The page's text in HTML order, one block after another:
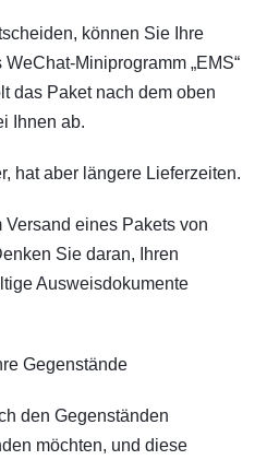
können Sie Ihre
Miniprogramm „EMS“
das Paket nach dem oben
Ihnen ab.
hat aber längere Lieferzeiten.
eines Pakets von
Sie daran, Ihren
Ausweisdokumente
Gegenstände
den Gegenständen
möchten, und diese